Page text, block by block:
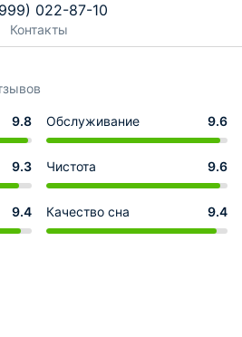
022-87-10
Контакты
9.8 Обслуживание 9.6
9.3 Чистота 9.6
9.4 Качество сна 9.4